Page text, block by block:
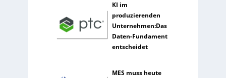
KI im
produzierenden
Unternehmen:Das
Daten-Fundament
entscheidet
MES muss heute